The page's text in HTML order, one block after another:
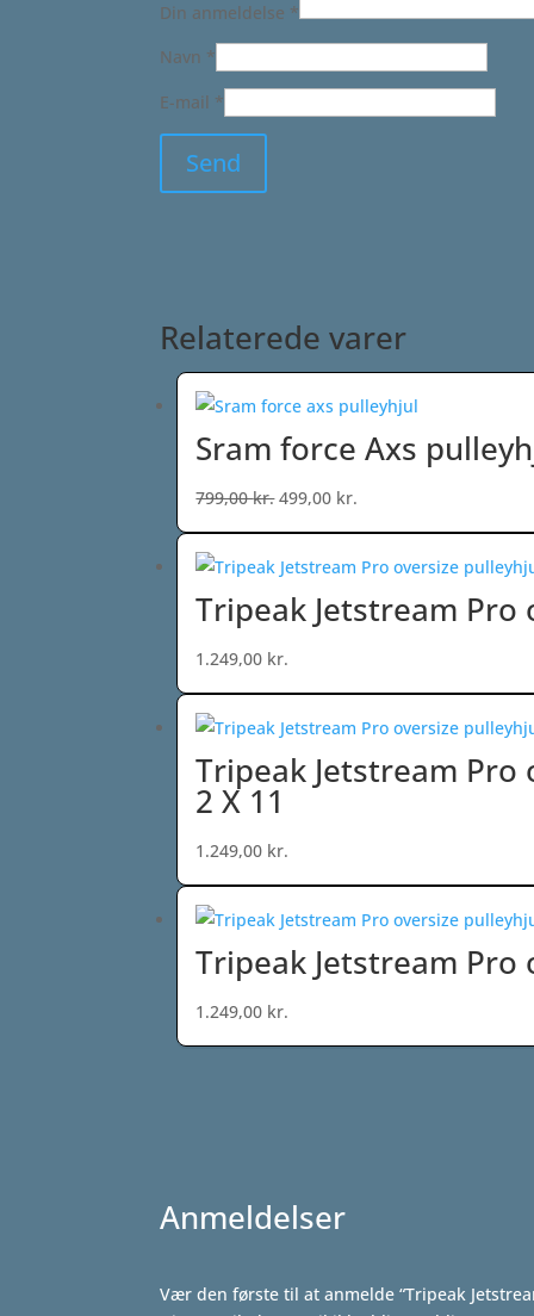
Din anmeldelse *
Navn *
E-mail *
Relaterede varer
Sram force Axs
799,00kr.Den
oprindelige
pris
799,00 kr..
499,00 kr.
aktuelle
pris
499,00 kr..
Tripeak Jetstream Pro
1.249,00 kr.
Tripeak Jetstream Pro
2 X 11
1.249,00 kr.
Tripeak Jetstream Pro
1.249,00 kr.
Anmeldelser
Vær den første til at anmelde “Tripeak